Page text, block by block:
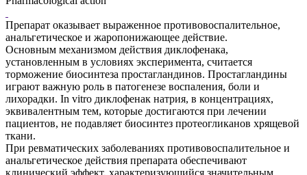
Препарат оказывает выраженное противовоспалительное,
анальгетическое и жаропонижающее действие.
Основным механизмом действия диклофенака,
установленным в условиях эксперимента, считается
торможение биосинтеза простагландинов. Простагландины
играют важную роль в патогенезе воспаления, боли и
лихорадки. In vitro диклофенак натрия, в концентрациях,
эквивалентным тем, которые достигаются при лечении
пациентов, не подавляет биосинтез протеогликанов хрящевой
ткани.
При ревматических заболеваниях противовоспалительное и
анальгетическое действия препарата обеспечивают
клинический эффект, характеризующийся значительным